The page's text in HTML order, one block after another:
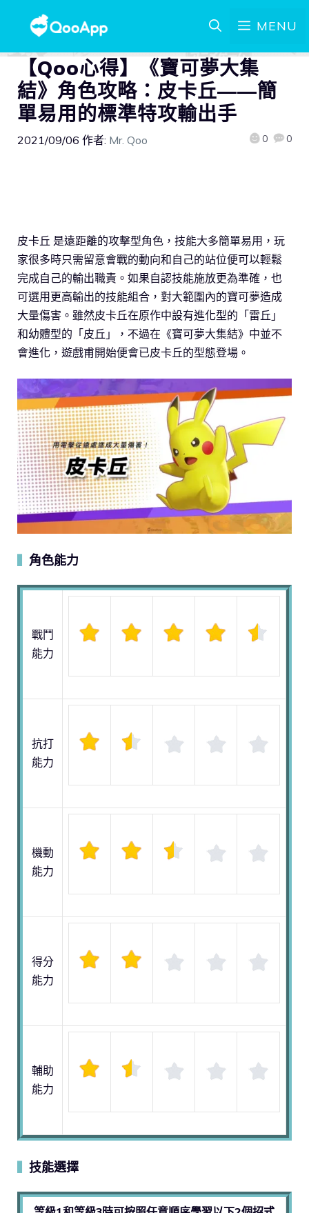
MENU
【Qoo心得】《寶可夢大集
結》角色攻略：皮卡丘——簡
單易用的標準特攻輸出手
2021/09/06 作者: Mr. Qoo 0 0
皮卡丘 是遠距離的攻擊型角色，技能大多簡單易用，玩
家很多時只需留意會戰的動向和自己的站位便可以輕鬆
完成自己的輸出職責。如果自認技能施放更為準確，也
可選用更高輸出的技能組合，對大範圍內的寶可夢造成
大量傷害。雖然皮卡丘在原作中設有進化型的「雷丘」
和幼體型的「皮丘」，不過在《寶可夢大集結》中並不
會進化，遊戲甫開始便會已皮卡丘的型態登場。
角色能力
戰鬥
能力
抗打
能力
機動
能力
得分
能力
輔助
能力
技能選擇